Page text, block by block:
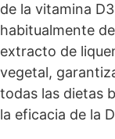
de la vitamina
habitualmente
extracto de
vegetal,
todas las dietas
la eficacia de la